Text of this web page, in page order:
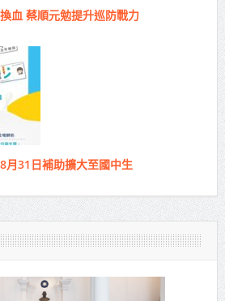
血 蔡順元勉提升巡防戰力
月31日補助擴大至國中生